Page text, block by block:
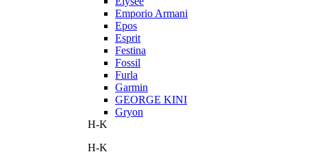
Emporio Armani
Epos
Esprit
Festina
Fossil
Furla
Garmin
GEORGE KINI
Gryon
H-K
H-K